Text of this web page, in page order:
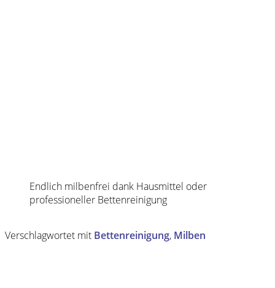
Endlich milbenfrei dank Hausmittel oder
professioneller Bettenreinigung
Verschlagwortet mit Bettenreinigung, Milben